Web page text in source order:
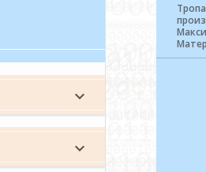
keyboard_arrow_down
keyboard_arrow_down